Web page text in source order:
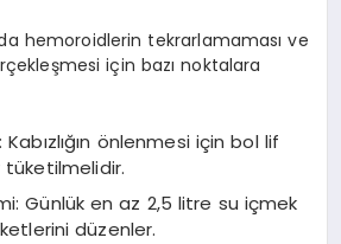
hemoroidlerin tekrarlamaması ve
için bazı noktalara
önlenmesi için bol lif
tüketilmelidir.
Günlük en az 2,5 litre su içmek
düzenler.